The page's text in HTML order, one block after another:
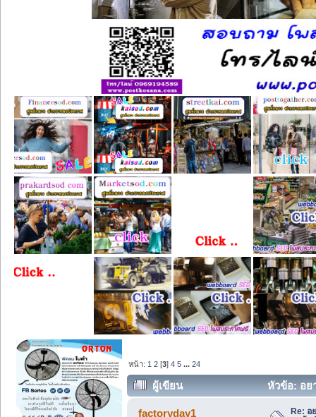
หน้า: 1 2 [3]4 5 ...24
ผู้เขียน
หัวข้อ: อย
สภาพ 250CC ขึ้นไป โทร 087-
factoryday1
Re: อ